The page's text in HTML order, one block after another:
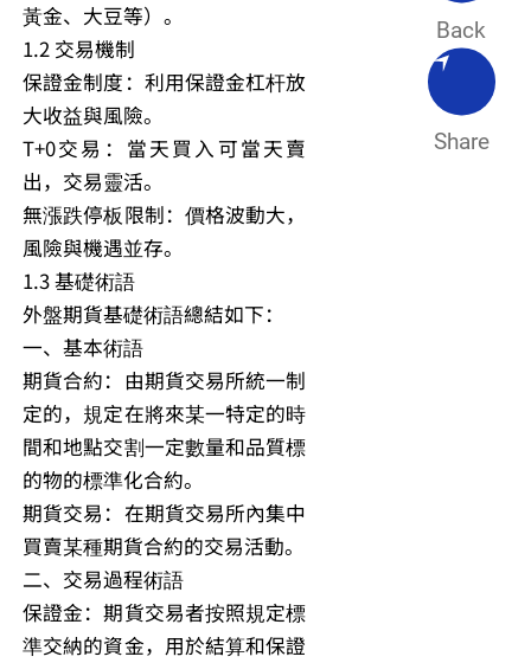
黃金、大豆等）。
1.2 交易機制
保證金制度：利用保證金杠杆放
大收益與風險。
T+0交易：當天買入可當天賣
出，交易靈活。
無漲跌停板限制：價格波動大，
風險與機遇並存。
1.3 基礎術語
外盤期貨基礎術語總結如下：
一、基本術語
期貨合約：由期貨交易所統一制
定的，規定在將來某一特定的時
間和地點交割一定數量和品質標
的物的標準化合約。
期貨交易：在期貨交易所內集中
買賣某種期貨合約的交易活動。
二、交易過程術語
保證金：期貨交易者按照規定標
準交納的資金，用於結算和保證
Back
Share